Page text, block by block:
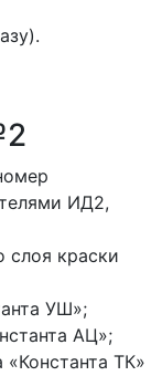
ИД2,
слоя краски
УШ»;
АЦ»;
ТК»